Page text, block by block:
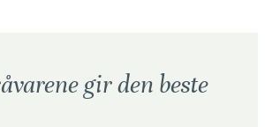
gir den beste